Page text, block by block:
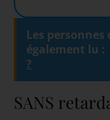
Les
également lu :
?
SANS